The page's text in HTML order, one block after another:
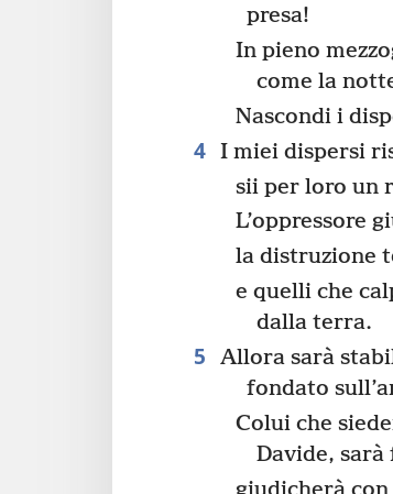
presa!
In pieno
come la
Nascondi i
4 I miei dispersi
sii per loro un
L’oppressore
la distruzione
e quelli che
dalla terra.
5
Allora sarà
fondato
Colui che
Davide, sarà